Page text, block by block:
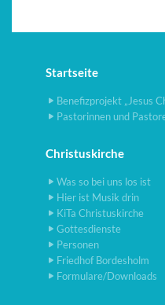
Startseite
Benefizprojekt „Jesus
Pastorinnen und
Christuskirche
Was so bei uns los ist
Hier ist Musik drin
KiTa Christuskirche
Gottesdienste
Personen
Friedhof Bordesholm
Formulare/Downloads